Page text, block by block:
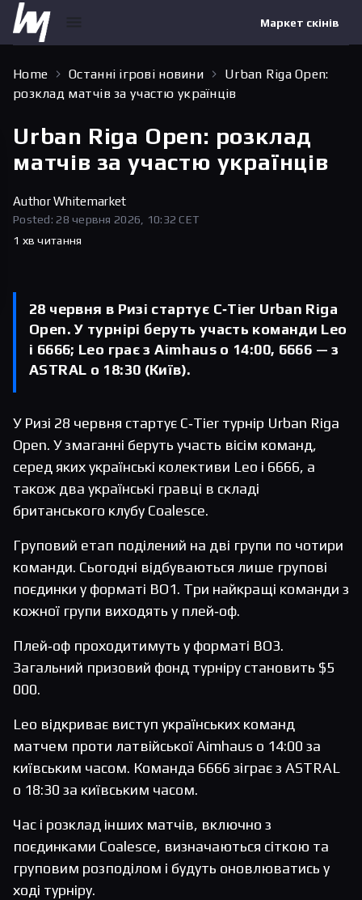
Маркет скінів
Home Останні ігрові новини
Urban Riga Open:
розклад матчів за участю українців
Urban Riga Open: розклад
матчів за участю українців
AuthorWhitemarket
Posted: 28 червня 2026, 10:32 CET
1 хв читання
28 червня в Ризі стартує C‑Tier Urban Riga
Open. У турнірі беруть участь команди Leo
і 6666; Leo грає з Aimhaus о 14:00, 6666 — з
ASTRAL о 18:30 (Київ).
У Ризі 28 червня стартує C‑Tier турнір Urban Riga
Open. У змаганні беруть участь вісім команд,
серед яких українські колективи Leo і 6666, а
також два українські гравці в складі
британського клубу Coalesce.
Груповий етап поділений на дві групи по чотири
команди. Сьогодні відбуваються лише групові
поєдинки у форматі BO1. Три найкращі команди з
кожної групи виходять у плей‑оф.
Плей‑оф проходитимуть у форматі BO3.
Загальний призовий фонд турніру становить $5
000.
Leo відкриває виступ українських команд
матчем проти латвійської Aimhaus о 14:00 за
київським часом. Команда 6666 зіграє з ASTRAL
о 18:30 за київським часом.
Час і розклад інших матчів, включно з
поєдинками Coalesce, визначаються сіткою та
груповим розподілом і будуть оновлюватись у
ході турніру.